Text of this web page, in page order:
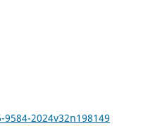
2024v32n198149